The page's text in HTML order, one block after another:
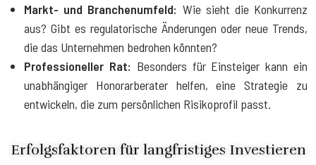
Markt- und Branchenumfeld: Wie sieht die Konkurrenz
aus? Gibt es regulatorische Änderungen oder neue Trends,
die das Unternehmen bedrohen könnten?
Professioneller Rat: Besonders für Einsteiger kann ein
unabhängiger Honorarberater helfen, eine Strategie zu
entwickeln, die zum persönlichen Risikoprofil passt.
Erfolgsfaktoren für langfristiges Investieren